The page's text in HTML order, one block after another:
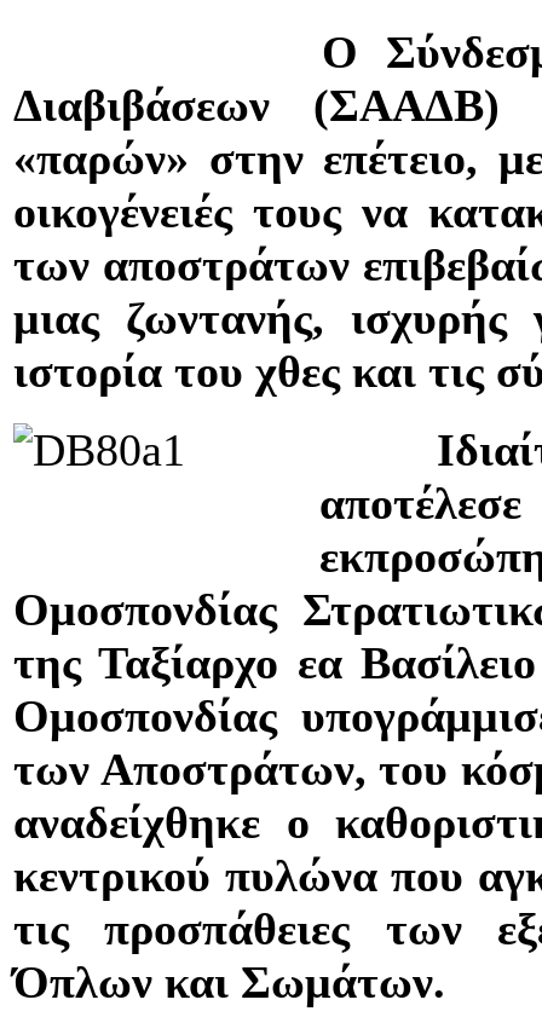
Ο Σύνδεσμος
Διαβιβάσεων (ΣΑΑΔΒ)
«παρών» στην επέτειο,
οικογένειές τους να
των αποστράτων
μιας ζωντανής,
ιστορία του χθες και τις
Ομοσπονδίας
της Ταξίαρχο εα
Ομοσπονδίας
των Αποστράτων, του
αναδείχθηκε ο
κεντρικού πυλώνα που
τις προσπάθειες των
Όπλων και Σωμάτων.